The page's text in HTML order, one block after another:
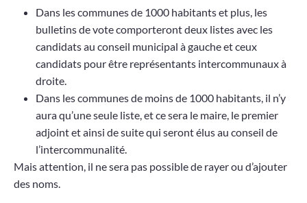
Dans les communes de 1000 habitants et plus, les
bulletins de vote comporteront deux listes avec les
candidats au conseil municipal à gauche et ceux
candidats pour être représentants intercommunaux à
droite.
Dans les communes de moins de 1000 habitants, il n’y
aura qu’une seule liste, et ce sera le maire, le premier
adjoint et ainsi de suite qui seront élus au conseil de
l’intercommunalité.
Mais attention, il ne sera pas possible de rayer ou d’ajouter
des noms.